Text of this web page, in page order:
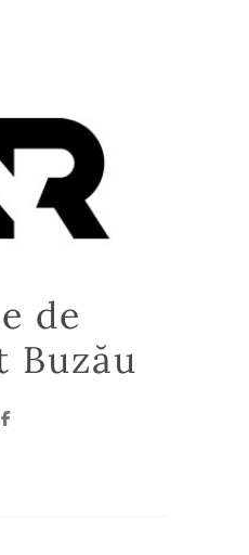
de
Buzău
Facebook